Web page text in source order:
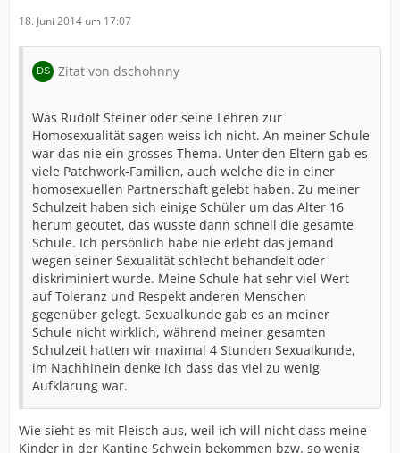
18. Juni 2014 um 17:07
Zitat von dschohnny
Was Rudolf Steiner oder seine Lehren zur
Homosexualität sagen weiss ich nicht. An meiner Schule
war das nie ein grosses Thema. Unter den Eltern gab es
viele Patchwork-Familien, auch welche die in einer
homosexuellen Partnerschaft gelebt haben. Zu meiner
Schulzeit haben sich einige Schüler um das Alter 16
herum geoutet, das wusste dann schnell die gesamte
Schule. Ich persönlich habe nie erlebt das jemand
wegen seiner Sexualität schlecht behandelt oder
diskriminiert wurde. Meine Schule hat sehr viel Wert
auf Toleranz und Respekt anderen Menschen
gegenüber gelegt. Sexualkunde gab es an meiner
Schule nicht wirklich, während meiner gesamten
Schulzeit hatten wir maximal 4 Stunden Sexualkunde,
im Nachhinein denke ich dass das viel zu wenig
Aufklärung war.
Wie sieht es mit Fleisch aus, weil ich will nicht dass meine
Kinder in der Kantine Schwein bekommen bzw. so wenig